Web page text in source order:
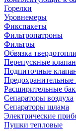
Горелки
Уровнемеры
Фикспакеты
Фильтропатроны
Фильтры
Обвязка
Перепускные
Подпиточные
Предохранительные
Расширительные
Сепараторы воздуха
Сепараторы шлама
Электрические
Пушки тепловые